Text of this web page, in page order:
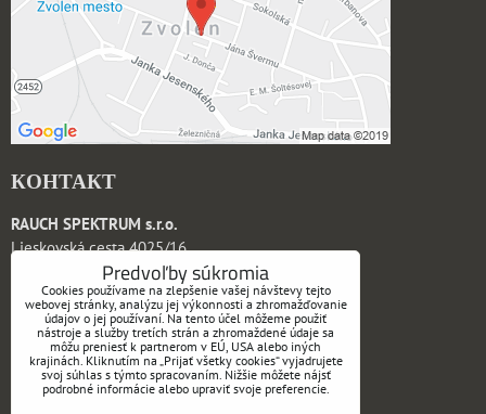
КОНТАКТ
RAUCH SPEKTRUM s.r.o.
Lieskovská cesta 4025/16
960 01 Zvolen
Slovak Republic
tel: +421 45 532 0750
e-mail:office@rauchspektrum.sk
Predvoľby súkromia
Cookies používame na zlepšenie vašej návštevy tejto
webovej stránky, analýzu jej výkonnosti a zhromažďovanie
údajov o jej používaní. Na tento účel môžeme použiť
nástroje a služby tretích strán a zhromaždené údaje sa
môžu preniesť k partnerom v EÚ, USA alebo iných
krajinách. Kliknutím na „Prijať všetky cookies“ vyjadrujete
svoj súhlas s týmto spracovaním. Nižšie môžete nájsť
podrobné informácie alebo upraviť svoje preferencie.